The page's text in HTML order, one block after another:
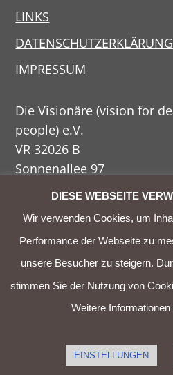
LINKS
DATENSCHUTZERKLÄRUNG
IMPRESSUM
Die Visionäre (vision for
people) e.V.
VR 32026 B
Sonnenallee 97
Telefon
030 / 459 77 437
Telefax
030 / 459 77 452
Mobil
0178 338 00 56
E-mail
DIESE WEBSEITE
Wir verwenden Cookies, um
Performance der Webseite zu
unsere Besucher zu steigern.
stimmen Sie der Nutzung von
Weitere Informationen
EINSTELLUNGEN